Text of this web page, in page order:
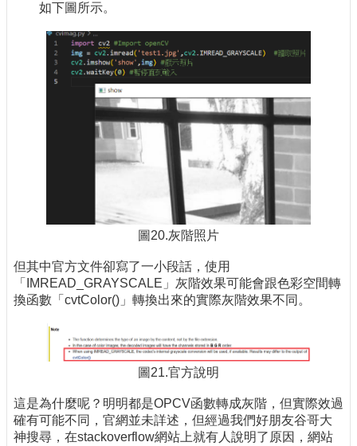
如下圖所示。
圖20.灰階照片
但其中官方文件卻寫了一小段話，使用
「IMREAD_GRAYSCALE」灰階效果可能會跟色彩空間轉
換函數「cvtColor()」轉換出來的實際灰階效果不同。
圖21.官方說明
這是為什麼呢？明明都是OPCV函數轉成灰階，但實際效過
確有可能不同，官網並未詳述，但經過我們好朋友谷哥大
神搜尋，在stackoverflow網站上就有人說明了原因，網站